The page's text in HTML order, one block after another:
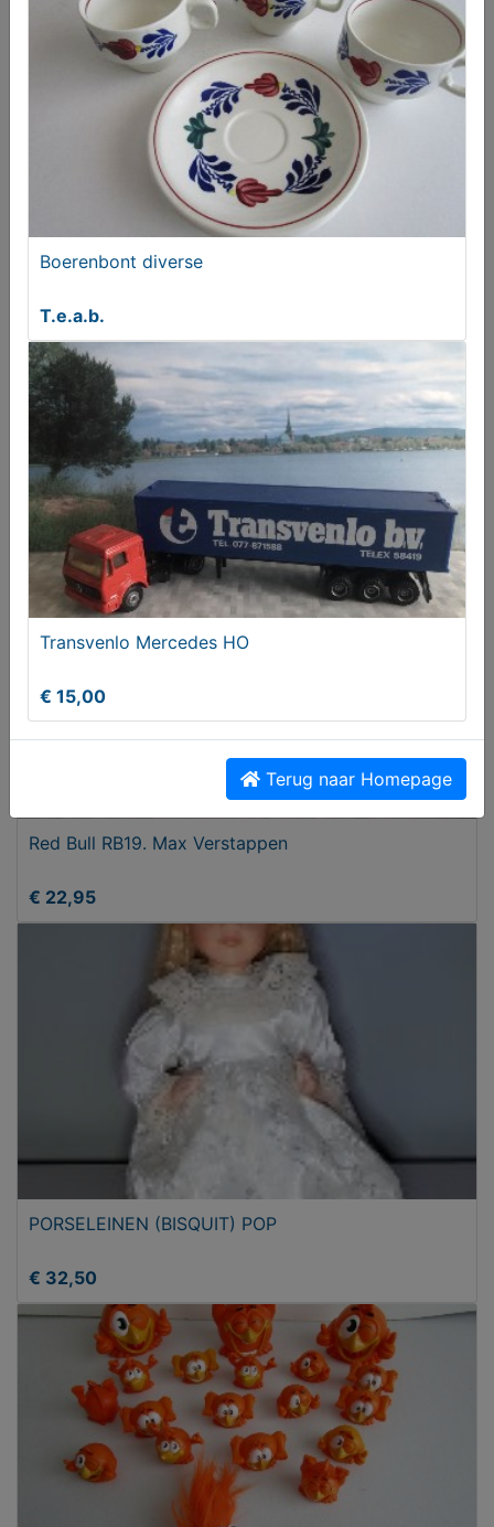
DVD sex and the City
Disney Disneyland Parijs zeepje
€ 4,95
Red Bull RB19. Max Verstappen
€ 22,95
PORSELEINEN (BISQUIT) POP
€ 32,50
Boerenbont diverse
T.e.a.b.
Transvenlo Mercedes HO
€ 15,00
Terug naar Homepage